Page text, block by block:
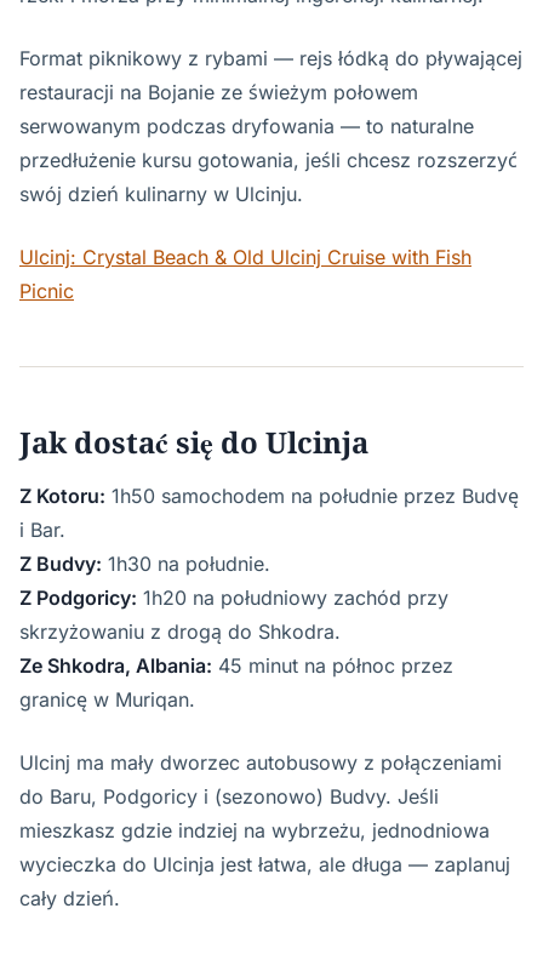
Format piknikowy z rybami — rejs łódką do pływającej
restauracji na Bojanie ze świeżym połowem
serwowanym podczas dryfowania — to naturalne
przedłużenie kursu gotowania, jeśli chcesz rozszerzyć
swój dzień kulinarny w Ulcinju.
Ulcinj: Crystal Beach & Old Ulcinj Cruise with Fish
Picnic
Jak dostać się do Ulcinja
Z Kotoru: 1h50 samochodem na południe przez Budvę
i Bar.
Z Budvy: 1h30 na południe.
Z Podgoricy: 1h20 na południowy zachód przy
skrzyżowaniu z drogą do Shkodra.
Ze Shkodra, Albania: 45 minut na północ przez
granicę w Muriqan.
Ulcinj ma mały dworzec autobusowy z połączeniami
do Baru, Podgoricy i (sezonowo) Budvy. Jeśli
mieszkasz gdzie indziej na wybrzeżu, jednodniowa
wycieczka do Ulcinja jest łatwa, ale długa — zaplanuj
cały dzień.